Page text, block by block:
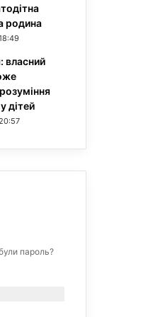
родина
власний
дітей
пароль?